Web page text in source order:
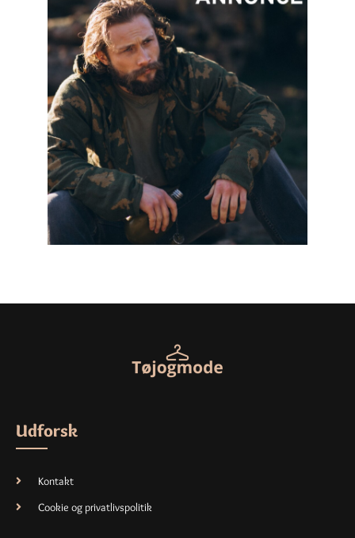
Udforsk
Kontakt
Cookie og privatlivspolitik